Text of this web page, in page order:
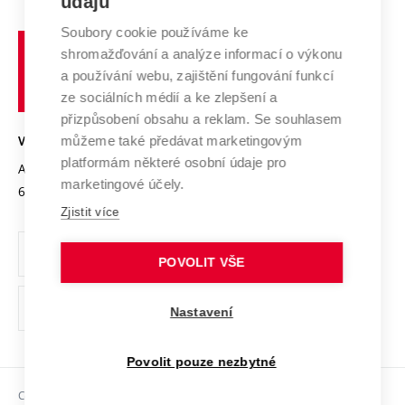
Systém zajišťování kvality výzkumu
Výzkumné infrastruktury
Transfer znalostí
Open Science
Projekty
Projekty ze strukturálních fondů
Specifický výzkum
Spolupráce se školami
Mezinárodní dohody
Univerzitní sítě
Profil univerzity
Udržitelná univerzita
Podnikavá univerzita / ContriBUTe
Bezpečná univerzita
Vyznamenání
Organizační struktura
Ochrana osobních údajů
odkaz)
Sociální bezpečí
učení
technické
Brně
VYSOKÉ UČENÍ TECHNICKÉ V BRNĚ
Antonínská 548/1
602 00 Brno
www.vut.cz
vut@vutbr.cz
Copyright © 2026 VUT
Soubory cookie používáme ke
shromažďování a analýze informací o výkonu
a používání webu, zajištění fungování funkcí
ze sociálních médií a ke zlepšení a
přizpůsobení obsahu a reklam. Se souhlasem
můžeme také předávat marketingovým
platformám některé osobní údaje pro
marketingové účely.
Zjistit více
POVOLIT VŠE
Nastavení
Povolit pouze nezbytné